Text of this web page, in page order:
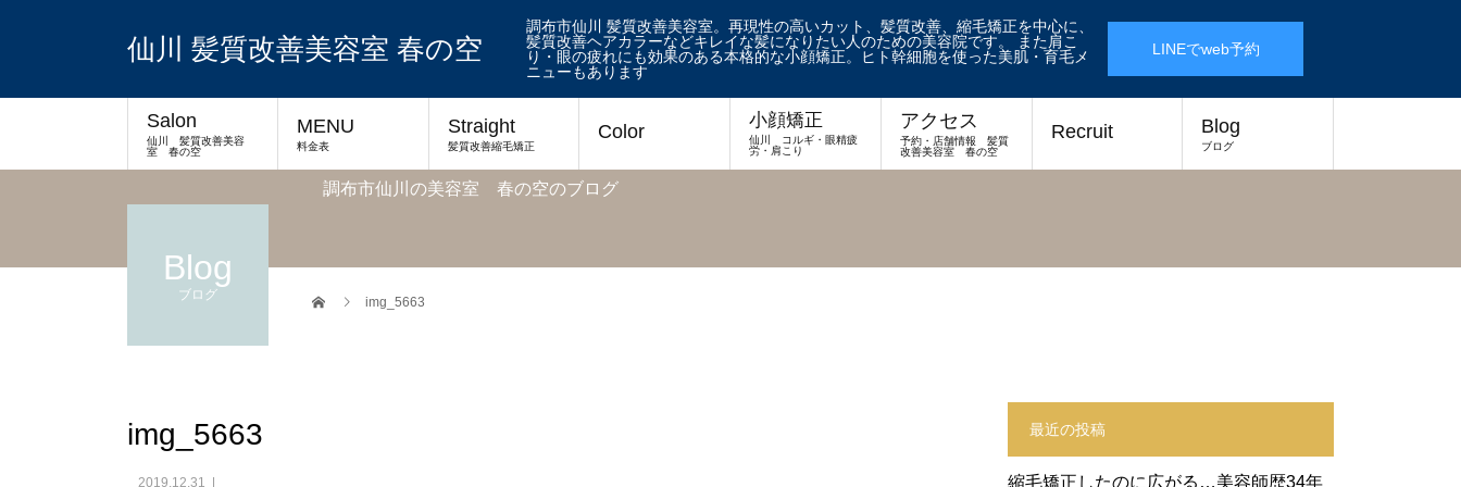
仙川 髪質改善美容室 春の空
調布市仙川 髪質改善美容室。再現性の高いカット、髪質改善、縮毛矯正を中心に、
髪質改善ヘアカラーなどキレイな髪になりたい人のための美容院です。 また肩こ
り・眼の疲れにも効果のある本格的な小顔矯正。ヒト幹細胞を使った美肌・育毛メ
ニューもあります
LINEでweb予約
Salon
仙川 髪質改善美容
室 春の空
MENU
料金表
Straight
髪質改善縮毛矯正
Color 小顔矯正
仙川 コルギ・眼精疲
労・肩こり
アクセス
予約・店舗情報 髪質
改善美容室 春の空
Recruit Blog
ブログ
Blog
ブログ
調布市仙川の美容室 春の空のブログ
img_5663
img_5663
2019.12.31
最近の投稿
縮毛矯正したのに広がる…美容師歴34年